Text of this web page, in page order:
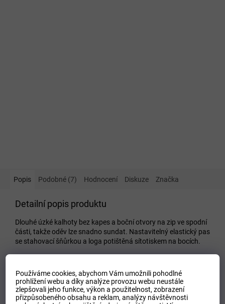
Používáme cookies, abychom Vám umožnili pohodlné
prohlížení webu a díky analýze provozu webu neustále
zlepšovali jeho funkce, výkon a použitelnost,zobrazení
přizpůsobeného obsahu a reklam, analýzy návštěvnosti
Popis Podobné (7) Hodnocení Diskuze Značka
Detailní popis produktu
Dlouhé úzké kalhoty bez kapes a boční otvory na zip ve spodní
části, takže oděv lze snadno sundat. Nastavitelný elastický pas
se stahovací šňůrkou a loga potištěná sítotiskem na bocích.
Kategorie:
Dětské tepláky
EAN:
Zvolte variantu